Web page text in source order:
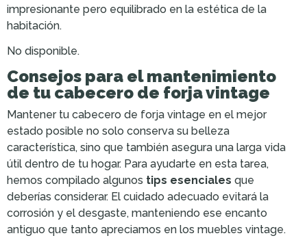
impresionante pero equilibrado en la estética de la
habitación.
No disponible.
Consejos para el mantenimiento
de tu cabecero de forja vintage
Mantener tu cabecero de forja vintage en el mejor
estado posible no solo conserva su belleza
característica, sino que también asegura una larga vida
útil dentro de tu hogar. Para ayudarte en esta tarea,
hemos compilado algunos tips esenciales que
deberías considerar. El cuidado adecuado evitará la
corrosión y el desgaste, manteniendo ese encanto
antiguo que tanto apreciamos en los muebles vintage.